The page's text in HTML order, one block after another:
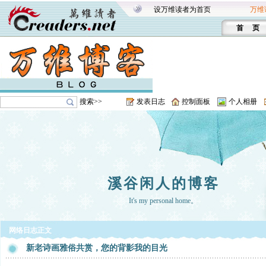
设万维读者为首页 万维
首 页
搜索>> 发表日志 控制面板 个人相册
溪谷闲人的博客
It's my personal home。
网络日志正文
新老诗画雅俗共赏，您的背影我的目光